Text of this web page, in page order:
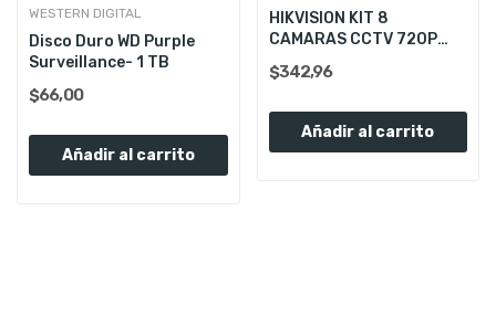
WESTERN DIGITAL
Disco Duro WD Purple
Surveillance- 1 TB
$66,00
Añadir al carrito
HIKVISION KIT 8
CAMARAS CCTV 720P
$342,96
Añadir al carrito